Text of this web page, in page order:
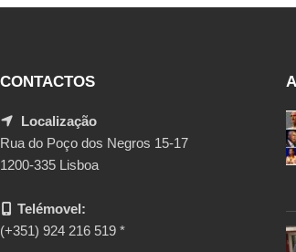
CONTACTOS
Localização
Rua do Poço dos Negros 15-17
1200-335 Lisboa
Telémovel:
(+351) 924 216 519 *